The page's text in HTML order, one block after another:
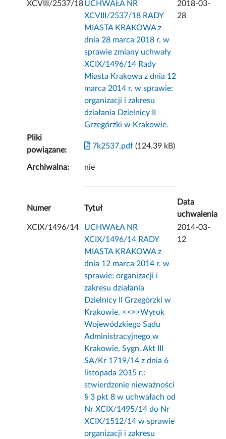
XCVIII/2537/18UCHWAŁA NR
XCVIII/2537/18 RADY
MIASTA KRAKOWA z
dnia 28 marca 2018 r. w
sprawie zmiany uchwały
XCIX/1496/14 Rady
Miasta Krakowa z dnia 12
marca 2014 r. w sprawie:
organizacji i zakresu
działania Dzielnicy II
Grzegórzki w Krakowie.
2018-03-
28
Pliki
powiązane:
7k2537.pdf (124.39 kB)
Archiwalna: nie
Numer Tytuł
Data
uchwalenia
XCIX/1496/14
UCHWAŁA NR
XCIX/1496/14 RADY
MIASTA KRAKOWA z
dnia 12 marca 2014 r. w
sprawie: organizacji i
zakresu działania
Dzielnicy II Grzegórzki w
Krakowie. <<>>Wyrok
Wojewódzkiego Sądu
Administracyjnego w
Krakowie, Sygn. Akt III
SA/Kr 1719/14 z dnia 6
listopada 2015 r.:
stwierdzenie nieważności
§ 3 pkt 8 w uchwałach od
Nr XCIX/1495/14 do Nr
XCIX/1512/14 w sprawie
organizacji i zakresu
2014-03-
12